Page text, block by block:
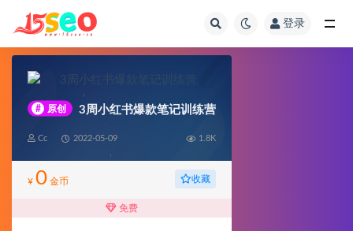
登录
# 原创 3周小红书爆款笔记训练营
Cc 2022-05-09 1.8K
¥ 0 金币 收藏
免费